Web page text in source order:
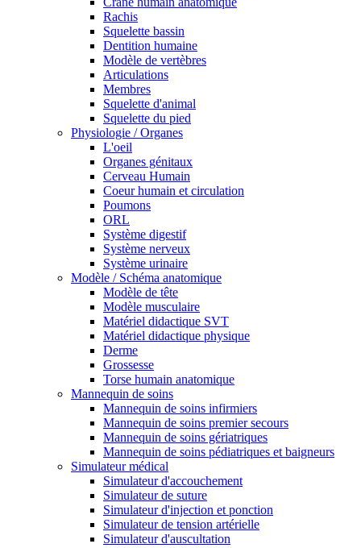
Rachis
Squelette bassin
Dentition humaine
Modèle de vertèbres
Articulations
Membres
Squelette d'animal
Squelette du pied
Physiologie / Organes
L'oeil
Organes génitaux
Cerveau Humain
Coeur humain et circulation
Poumons
ORL
Système digestif
Système nerveux
Système urinaire
Modèle / Schéma anatomique
Modèle de tête
Modèle musculaire
Matériel didactique SVT
Matériel didactique physique
Derme
Grossesse
Torse humain anatomique
Mannequin de soins
Mannequin de soins infirmiers
Mannequin de soins premier secours
Mannequin de soins gériatriques
Mannequin de soins pédiatriques et baigneurs
Simulateur médical
Simulateur d'accouchement
Simulateur de suture
Simulateur d'injection et ponction
Simulateur de tension artérielle
Simulateur d'auscultation